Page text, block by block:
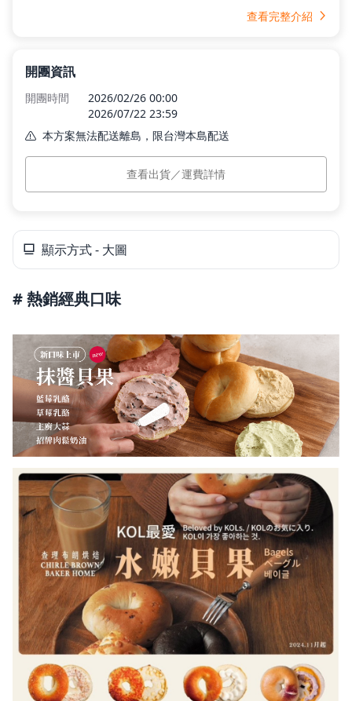
查看完整介紹
開團資訊
開團時間
2026/02/26 00:00
2026/07/22 23:59
本方案無法配送離島，限台灣本島配送
本島運費
$79(滿 $1,120 免運)
訂單付款完成後 15 個工作日內依訂單順序出貨。
查看出貨／運費詳情
顯示方式 - 大圖
# 熱銷經典口味